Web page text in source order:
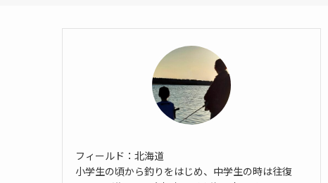
フィールド：北海道
小学生の頃から釣りをはじめ、中学生の時は往復